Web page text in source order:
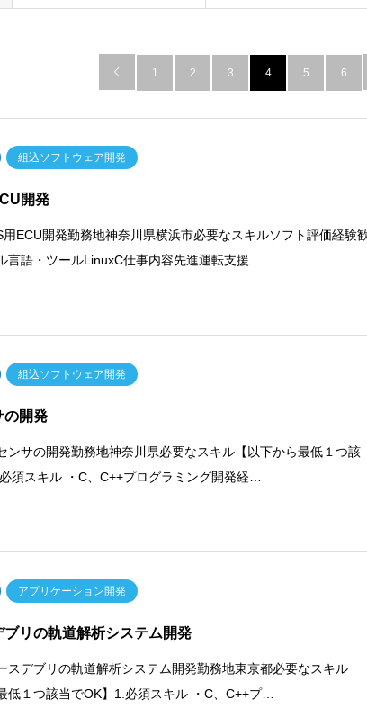
 1 2 3 4 5 6
組込ソフトウェア開発
開発
用ECU開発勤務地神奈川県横浜市必要なスキルソフト評価経験
言語・ツールLinuxC仕事内容先進運転支援…
組込ソフトウェア開発
の開発
ンサの開発勤務地神奈川県必要なスキル【以下から最低１つ該
須スキル ・C、C++プログラミング開発経…
アプリケーション開発
ブリの軌道解析システム開発
スデブリの軌道解析システム開発勤務地東京都必要なスキル
低１つ該当でOK】1.必須スキル ・C、C++プ…